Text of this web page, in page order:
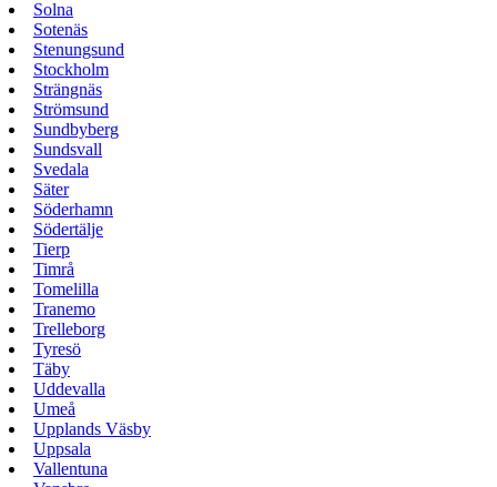
Solna
Sotenäs
Stenungsund
Stockholm
Strängnäs
Strömsund
Sundbyberg
Sundsvall
Svedala
Säter
Söderhamn
Södertälje
Tierp
Timrå
Tomelilla
Tranemo
Trelleborg
Tyresö
Täby
Uddevalla
Umeå
Upplands Väsby
Uppsala
Vallentuna